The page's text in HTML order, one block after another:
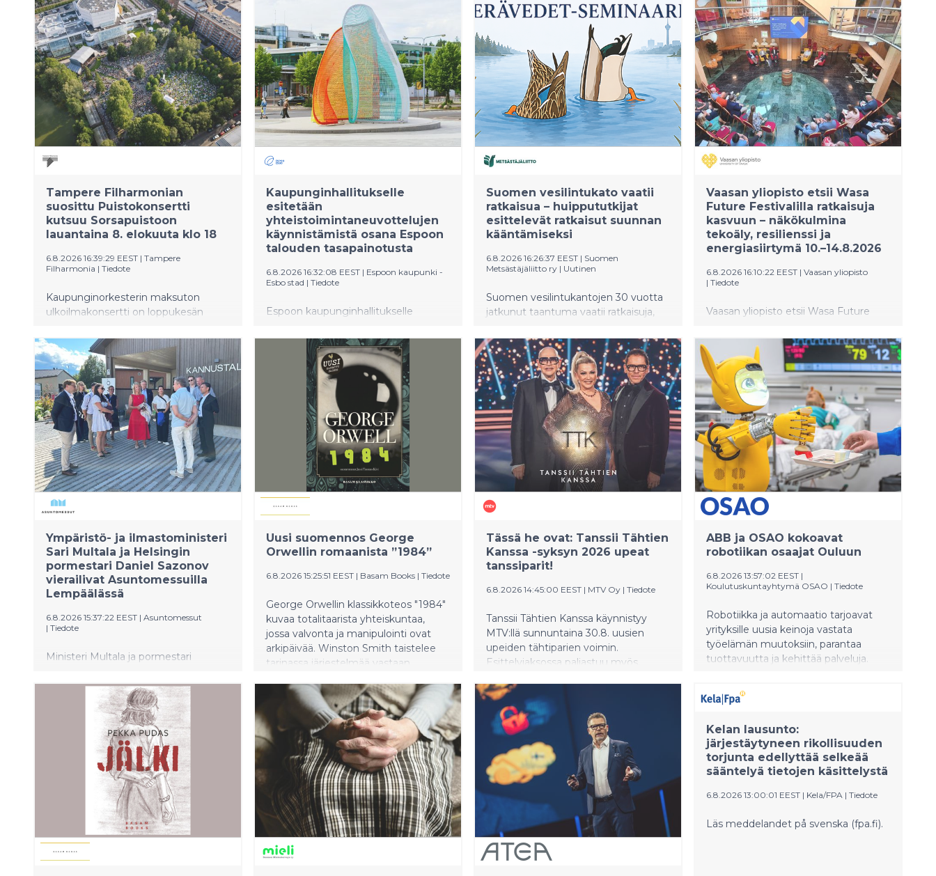
Tampere Filharmonian
suosittu Puistokonsertti
kutsuu Sorsapuistoon
lauantaina 8. elokuuta klo 18
6.8.2026 16:39:29 EEST | Tampere
Filharmonia | Tiedote
Kaupunginorkesterin maksuton
ulkoilmakonsertti on loppukesän
Puistokonsertin päivä asettuu yhteen
Tampereen kesätapahtumien
superviikonlopuista, joten
Sorsapuistoon kannattaa saapua
hyvissä ajoin. Järjestäjät suosittelevat
kävelyä, pyöräilyä tai julkisen
liikenteen käyttöä. Konsertin
aikataulu ja ohjelma löytyvät
tapahtuman verkkosivuilta.
Kaupunginhallitukselle
esitetään
yhteistoimintaneuvottelujen
käynnistämistä osana Espoon
talouden tasapainotusta
6.8.2026 16:32:08 EEST | Espoon kaupunki -
Esbo stad | Tiedote
Espoon kaupunginhallitukselle
yhteistoimintaneuvottelujen
käynnistämistä 2.9.2026 alkaen.
Neuvottelut koskisivat kaupungin
koko henkilöstöä, ja niiden
tavoitteena on enintään 10 miljoonan
euron vuosittainen säästö
henkilöstökuluissa. Kaupunginhallitus
käsittelee asiaa kokouksessaan
10.8.2026.
Suomen vesilintukato vaatii
ratkaisua – huippututkijat
esittelevät ratkaisut suunnan
kääntämiseksi
6.8.2026 16:26:37 EEST | Suomen
Metsästäjäliitto ry | Uutinen
Suomen vesilintukantojen 30 vuotta
jatkunut taantuma vaatii ratkaisuja,
vesilintujen pesimäalueita.
Metsästäjäliitto kokoaa alan
kotimaiset ja kansainväliset
huippututkijat Erävedet-seminaariin
Tampereelle 17.8.2026. Seminaarissa
esitellään tutkittuun tietoon
perustuvat ratkaisut vesilintukantojen
elvyttämiseksi.
Vaasan yliopisto etsii Wasa
Future Festivalilla ratkaisuja
kasvuun – näkökulmina
tekoäly, resilienssi ja
energiasiirtymä 10.–14.8.2026
6.8.2026 16:10:22 EEST | Vaasan yliopisto
| Tiedote
Vaasan yliopisto etsii Wasa Future
joilla voidaan vahvistaa Suomen
kasvua, kilpailukykyä ja yhteiskunnan
uudistumista. Yliopiston ohjelmassa
tarkastellaan muun muassa tekoälyä,
startup-yrittäjyyttä, energiasiirtymää,
datakeskuksia, avaruustaloutta,
resilienssiä sekä tutkimuksen ja
yritysten yhteistyötä kasvun ja
investointien tukena.
Ympäristö- ja ilmastoministeri
Sari Multala ja Helsingin
pormestari Daniel Sazonov
vierailivat Asuntomessuilla
Lempäälässä
6.8.2026 15:37:22 EEST | Asuntomessut
| Tiedote
Ministeri Multala ja pormestari
rakennusalan vaikuttajia tutustuivat
Asuntomessuihin Lempäälässä
tiistaina 4.8. Vierailulla huomio
kiinnittyi erityisesti pientaloasumisen
kysyntään, asuinalueiden
suunnitteluun ja rakentamisen
ilmastoviisaisiin ratkaisuihin.
Asuntomessut Lempäälässä on
avoinna vielä sunnuntaihin 9. elokuuta
Uusi suomennos George
Orwellin romaanista ”1984”
6.8.2026 15:25:51 EEST | Basam Books | Tiedote
George Orwellin klassikkoteos "1984"
kuvaa totalitaarista yhteiskuntaa,
jossa valvonta ja manipulointi ovat
arkipäivää. Winston Smith taistelee
tarinassa järjestelmää vastaan,
motiivit. Suomennoksen on tehnyt
Jussi Tuomas Kivi.
Tässä he ovat: Tanssii Tähtien
Kanssa -syksyn 2026 upeat
tanssiparit!
6.8.2026 14:45:00 EEST | MTV Oy | Tiedote
Tanssii Tähtien Kanssa käynnistyy
MTV:llä sunnuntaina 30.8. uusien
upeiden tähtiparien voimin.
Esittelyjaksossa paljastuu myös,
juontajaparikseen Suomen
suurimman ja säihkyvimmän show’n
19. kaudella. Sunnuntaista 6.9. lähtien
katsojia hellitään toinen toistaan
näyttävämmillä tanssiesityksillä ja
uudistuneen TTK-orkesterin
sulosoinnuilla.
ABB ja OSAO kokoavat
robotiikan osaajat Ouluun
6.8.2026 13:57:02 EEST |
Koulutuskuntayhtymä OSAO | Tiedote
Robotiikka ja automaatio tarjoavat
yrityksille uusia keinoja vastata
työelämän muutoksiin, parantaa
tuottavuutta ja kehittää palveluja.
Robotiikkapäivä kokoaa Ouluun alan
asiantuntijat, yritykset ja opiskelijat
teknologioihin ja niiden käytännön
sovelluksiin.
Kelan lausunto:
järjestäytyneen rikollisuuden
torjunta edellyttää selkeää
sääntelyä tietojen käsittelystä
6.8.2026 13:00:01 EEST | Kela/FPA | Tiedote
Läs meddelandet på svenska (fpa.fi).